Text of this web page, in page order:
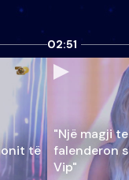
të
02:51
"Një magji
falenderon
Vip"